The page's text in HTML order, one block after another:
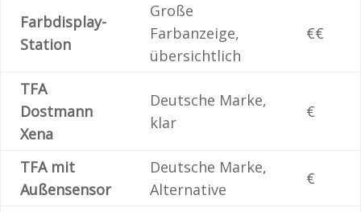
Farbdisplay-
Station
Große
Farbanzeige,
übersichtlich
€€
TFA
Dostmann
Xena
Deutsche Marke,
klar
€
TFA mit
Außensensor
Deutsche Marke,
Alternative
€